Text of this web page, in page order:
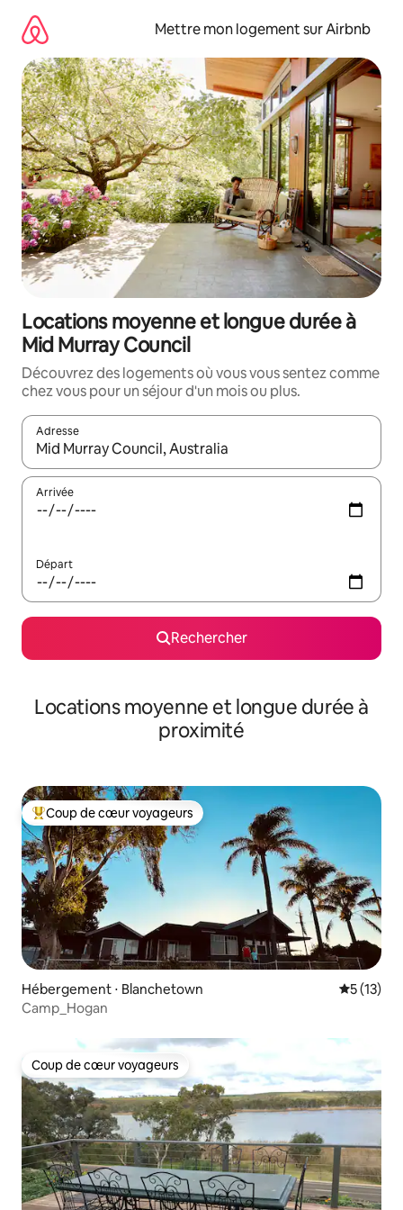
directement
contenu
Mettre mon logement sur Airbnb
Locations moyenne et longue durée à
Mid Murray Council
Découvrez des logements où vous vous sentez comme
chez vous pour un séjour d'un mois ou plus.
Adresse
Lorsque les résultats s'affichent, utilisez les flèches vers le
Arrivée
Départ
Rechercher
Locations moyenne et longue durée à
proximité
Coups de cœur voyageurs les plus appréciés
Coup de cœur voyageurs
Hébergement ⋅ Blanchetown
5 (13)
Camp_Hogan
Coup de cœur voyageurs
Coup de cœur voyageurs